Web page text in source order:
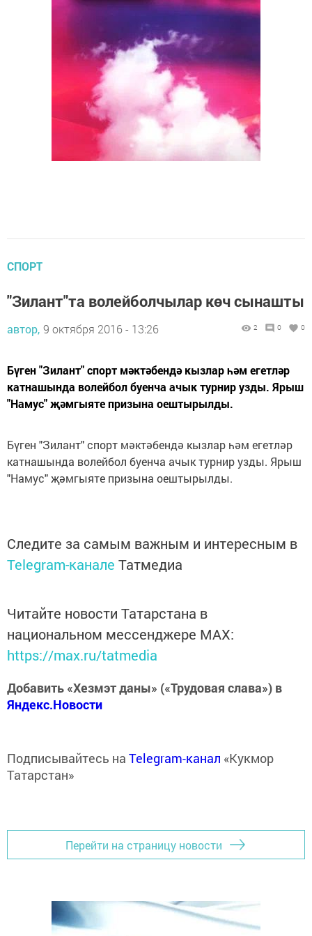
СПОРТ
"Зилант"та волейболчылар көч сынашты
автор, 9 октября 2016 - 13:26 2 0 0
Бүген "Зилант" спорт мәктәбендә кызлар һәм егетләр
катнашында волейбол буенча ачык турнир узды. Ярыш
"Намус" җәмгыяте призына оештырылды.
Бүген "Зилант" спорт мәктәбендә кызлар һәм егетләр
катнашында волейбол буенча ачык турнир узды. Ярыш
"Намус" җәмгыяте призына оештырылды.
Следите за самым важным и интересным в
Telegram-канале Татмедиа
Читайте новости Татарстана в
национальном мессенджере MАХ:
https://max.ru/tatmedia
Добавить «Хезмэт даны» («Трудовая слава») в
Яндекс.Новости
Подписывайтесь на Telegram-канал «Кукмор
Татарстан»
Перейти на страницу новости